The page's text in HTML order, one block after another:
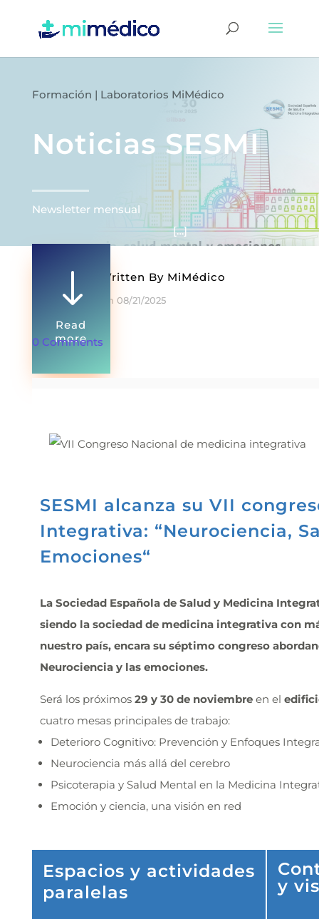
Formación | Laboratorios MiMédico
Noticias SESMI
Newsletter mensual ͏ ‌ ͏ ‌ ͏ ‌ ͏ ‌ ͏ ‌ ͏ ‌ ͏ ‌
͏ ‌ ͏ ‌ ͏ ‌ ͏ ‌ ͏ ‌ ͏ ‌ ͏ […]
Written By MiMédico
On 08/21/2025
"
Read
more
0 Comments
SESMI alcanza su VII
Integrativa: “Neurociencia,
Emociones“
La Sociedad Española de Salud y Medicina
siendo la sociedad de medicina integrativa con
nuestro país, encara su séptimo congreso
Neurociencia y las emociones.
Será los próximos 29 y 30 de noviembreen el
cuatro mesas principales de trabajo:
Deterioro Cognitivo: Prevención y Enfoques
Neurociencia más allá del cerebro
Psicoterapia y Salud Mental en la Medicina
Emoción y ciencia, una visión en red
Espacios y actividades
paralelas
y